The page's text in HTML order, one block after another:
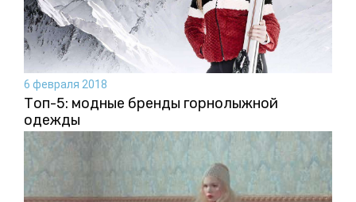
6 февраля 2018
Топ-5: модные бренды горнолыжной
одежды